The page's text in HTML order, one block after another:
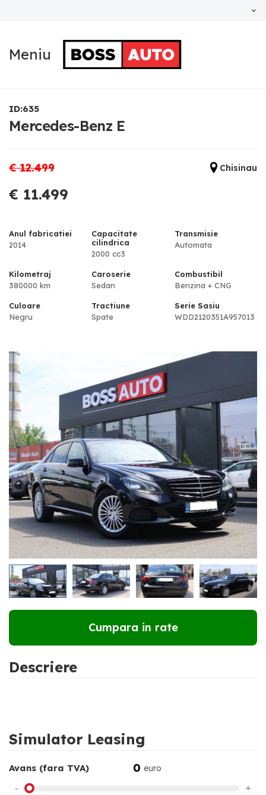
Meniu
ID:635
Mercedes-Benz E
€ 12.499 Chisinau
€ 11.499
Anul fabricatiei
2014
Capacitate
cilindrica
2000 cc3
Transmisie
Automata
Kilometraj
380000 km
Caroserie
Sedan
Combustibil
Benzina + CNG
Culoare
Negru
Tractiune
Spate
Serie Sasiu
WDD2120351A957013
RATE DE LA228 €LUNAR
Cumpara in rate
Descriere
Simulator Leasing
Avans (fara TVA) 0 euro
- +